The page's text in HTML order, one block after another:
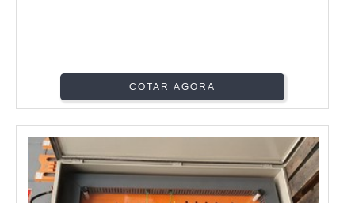
COTAR AGORA